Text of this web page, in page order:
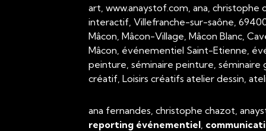
art, www.anaystof.com, ana,
interactif, Villefranche-sur-saône,
Mâcon, Mâcon-Village, Mâcon Blanc,
Mâcon, événementiel Saint-Etienne,
peinture, séminaire peinture,
créatif, Loisirs créatifs atelier dessin,
ana fernandes, christophe chazot,
reporting événementiel,